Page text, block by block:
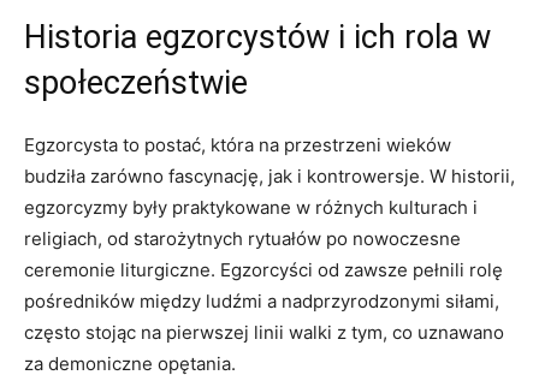
Historia egzorcystów i ich rola ‍w
społeczeństwie
Egzorcysta to ​postać, która na‌ przestrzeni wieków
budziła zarówno fascynację, jak i kontrowersje. W historii,
egzorcyzmy były ‍praktykowane‍ w ​różnych kulturach‌ i
religiach, ‍od⁢ starożytnych rytuałów po nowoczesne
ceremonie liturgiczne.⁣ Egzorcyści od zawsze pełnili⁤ rolę
pośredników ​między ludźmi ‌a ⁣nadprzyrodzonymi‌ siłami,
często stojąc na pierwszej linii walki ​z tym, co uznawano
za demoniczne opętania.